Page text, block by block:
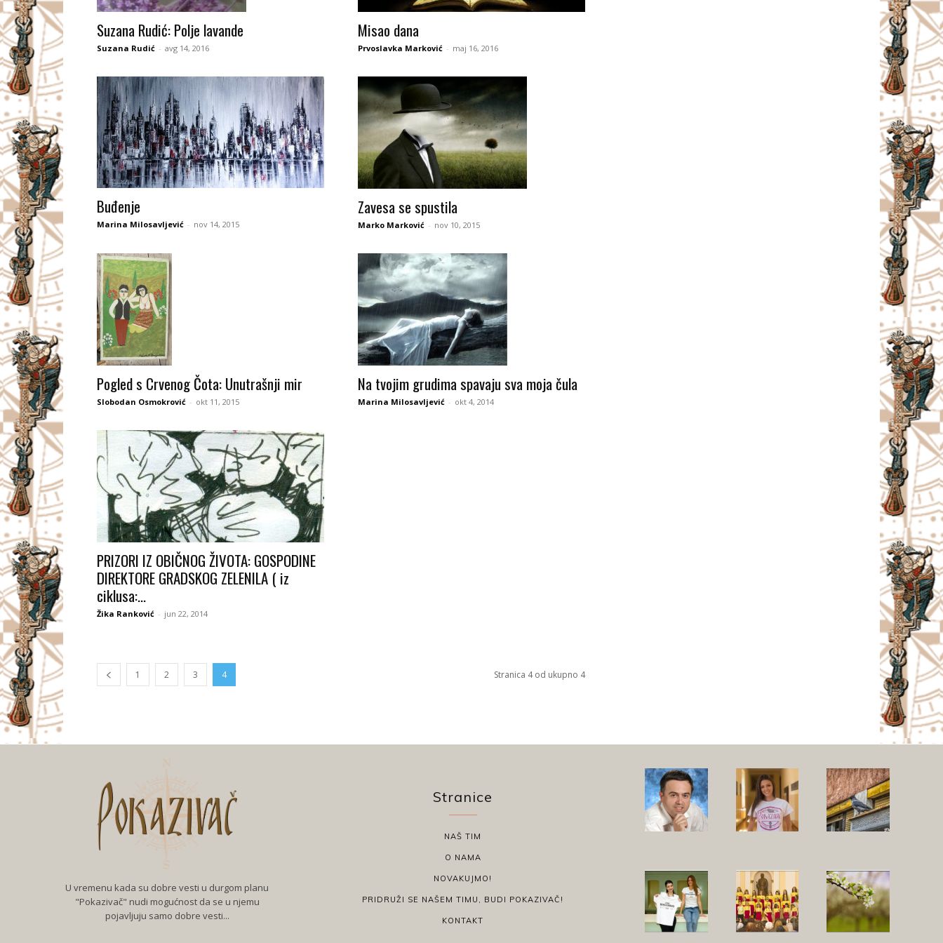
I
A
Č
Suzana Rudić: Polje lavande
Suzana Rudić - avg 14, 2016
Misao dana
Prvoslavka Marković - maj 16, 2016
Buđenje
Marina Milosavljević - nov 14, 2015
Zavesa se spustila
Marko Marković - nov 10, 2015
Pogled s Crvenog Čota: Unutrašnji mir
Slobodan Osmokrović - okt 11, 2015
Na tvojim grudima spavaju sva moja čula
Marina Milosavljević - okt 4, 2014
PRIZORI IZ OBIČNOG ŽIVOTA: GOSPODINE
DIREKTORE GRADSKOG ZELENILA ( iz
ciklusa:...
Žika Ranković - jun 22, 2014
1 2 3 4 Stranica 4 od ukupno 4
U vremenu kada su dobre vesti u durgom planu
"Pokazivač" nudi mogućnost da se u njemu
pojavljuju samo dobre vesti...
Stranice
NAŠ TIM
O NAMA
NOVAKUJMO!
PRIDRUŽI SE NAŠEM TIMU, BUDI POKAZIVAČ!
KONTAKT